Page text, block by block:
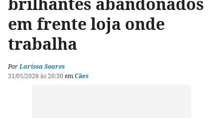
em frente loja onde
trabalha
PorLarissa Soares
31/05/2026 às 20:30 emCães